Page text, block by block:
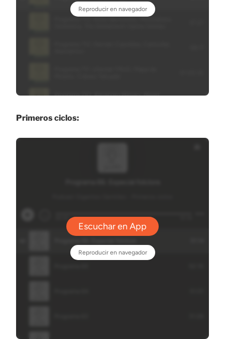
Primeros ciclos: